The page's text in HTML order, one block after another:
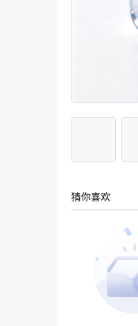
猜你喜欢